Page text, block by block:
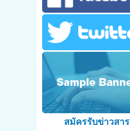
สมัครรับข่าวสาร